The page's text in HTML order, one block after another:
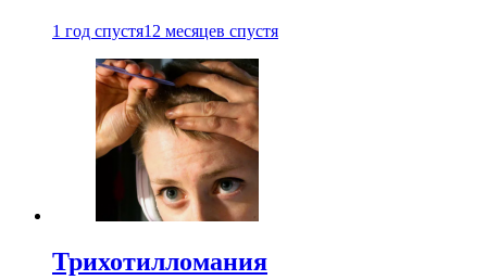
1 год спустя12 месяцев спустя
Трихотилломания